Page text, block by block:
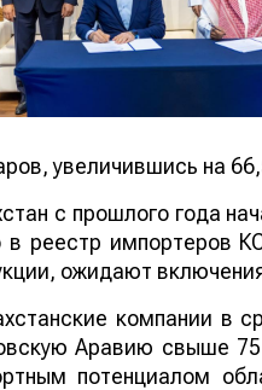
увеличившись на
с прошлого года
в реестр импортеров
ожидают
компании в
Аравию свыше
потенциалом